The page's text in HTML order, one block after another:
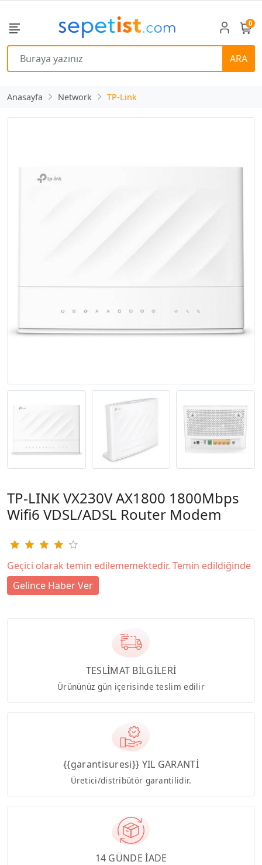
ARA
0
Anasayfa Network TP-Link
TP-LINK VX230V AX1800 1800Mbps
Wifi6 VDSL/ADSL Router Modem
Geçici olarak temin edilememektedir. Temin edildiğinde
Gelince Haber Ver
TESLİMAT BİLGİLERİ
Ürününüz gün içerisinde teslim edilir
{{garantisuresi}} YIL GARANTİ
Üretici/distribütör garantilidir.
14 GÜNDE İADE